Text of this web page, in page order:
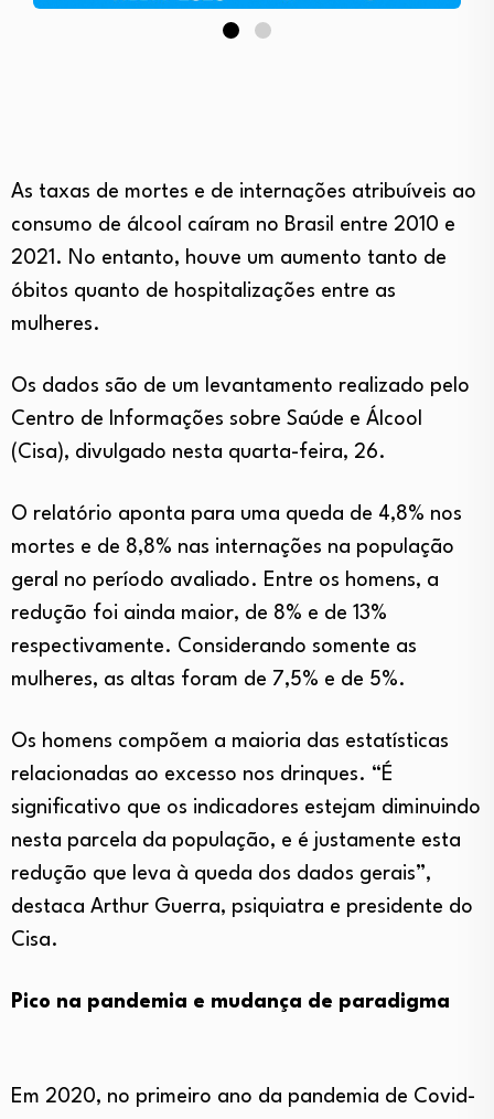
As taxas de mortes e de internações atribuíveis ao
consumo de álcool caíram no Brasil entre 2010 e
2021. No entanto, houve um aumento tanto de
óbitos quanto de hospitalizações entre as
mulheres.
Os dados são de um levantamento realizado pelo
Centro de Informações sobre Saúde e Álcool
(Cisa), divulgado nesta quarta-feira, 26.
O relatório aponta para uma queda de 4,8% nos
mortes e de 8,8% nas internações na população
geral no período avaliado. Entre os homens, a
redução foi ainda maior, de 8% e de 13%
respectivamente. Considerando somente as
mulheres, as altas foram de 7,5% e de 5%.
Os homens compõem a maioria das estatísticas
relacionadas ao excesso nos drinques. “É
significativo que os indicadores estejam diminuindo
nesta parcela da população, e é justamente esta
redução que leva à queda dos dados gerais”,
destaca Arthur Guerra, psiquiatra e presidente do
Cisa.
Pico na pandemia e mudança de paradigma
Em 2020, no primeiro ano da pandemia de Covid-